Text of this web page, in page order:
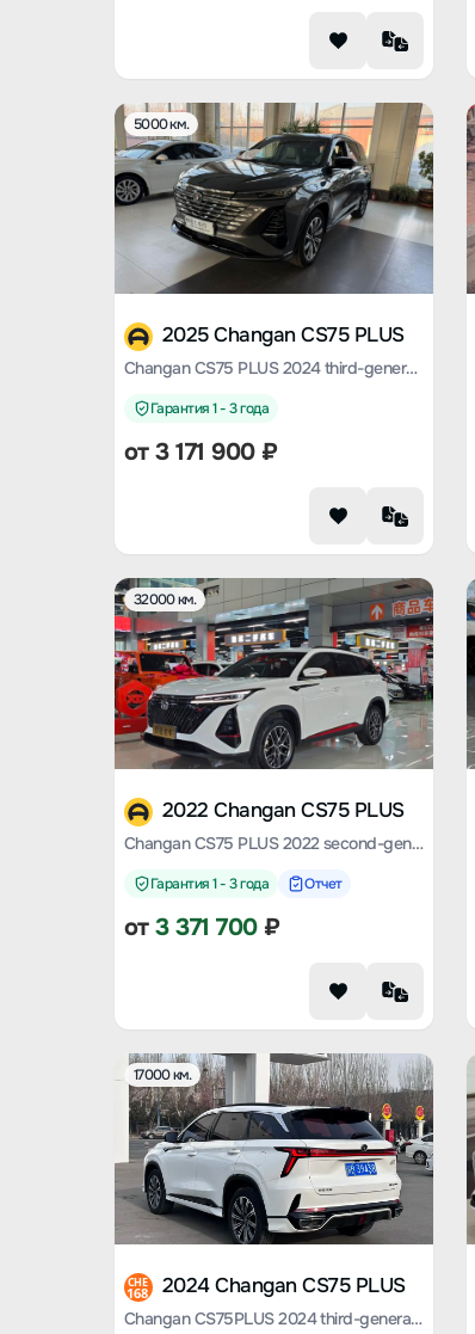
5000 км.
2025 Changan CS75 PLUS
Changan CS75 PLUS 2024 third-generation Champion Version 1.5T automatic smart driving Jinhang type
Гарантия 1 - 3 года
от3 171 900₽
32000 км.
2022 Changan CS75 PLUS
Changan CS75 PLUS 2022 second-generation 1.5T automatic exclusive type
Гарантия 1 - 3 года Отчет
от3 371 700₽
17000 км.
CHE
168 2024 Changan CS75 PLUS
Changan CS75PLUS 2024 third-generation Champion Version 1.5T Smart driving collar type